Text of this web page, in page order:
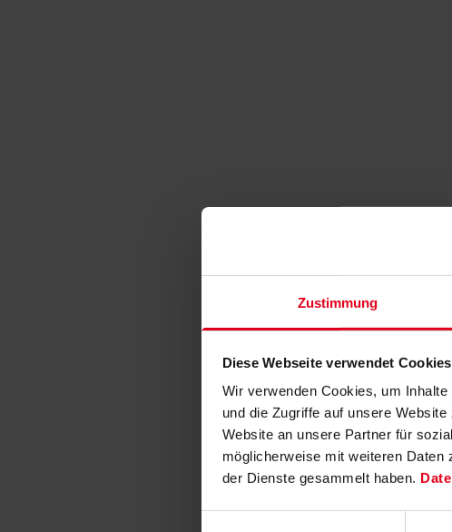
Zustimmung
Diese Webseite verwendet Cookies
Wir verwenden Cookies, um
und die Zugriffe auf unsere
Website an unsere Partner für
möglicherweise mit weiteren Daten
der Dienste gesammelt haben.